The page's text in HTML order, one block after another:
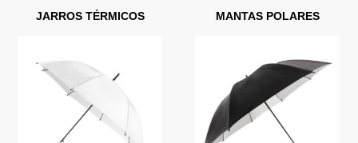
JARROS TÉRMICOS MANTAS POLARES